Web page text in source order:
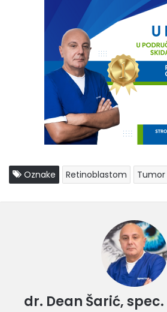
Oznake Retinoblastom Tumor
dr. Dean Šarić,